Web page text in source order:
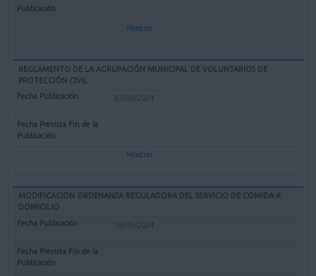
Mostrar
REGLAMENTO DE LA AGRUPACIÓN MUNICIPAL DE VOLUNTARIOS DE
PROTECCIÓN CIVIL
07/03/2024
Mostrar
MODIFICACION ORDENANZA REGULADORA DEL SERVICIO DE COMIDA A
DOMICILIO
18/01/2024